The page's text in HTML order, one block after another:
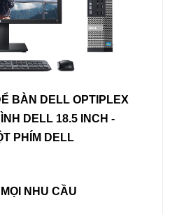
BÀN DELL OPTIPLEX
DELL 18.5 INCH -
PHÍM DELL
NHU CẦU